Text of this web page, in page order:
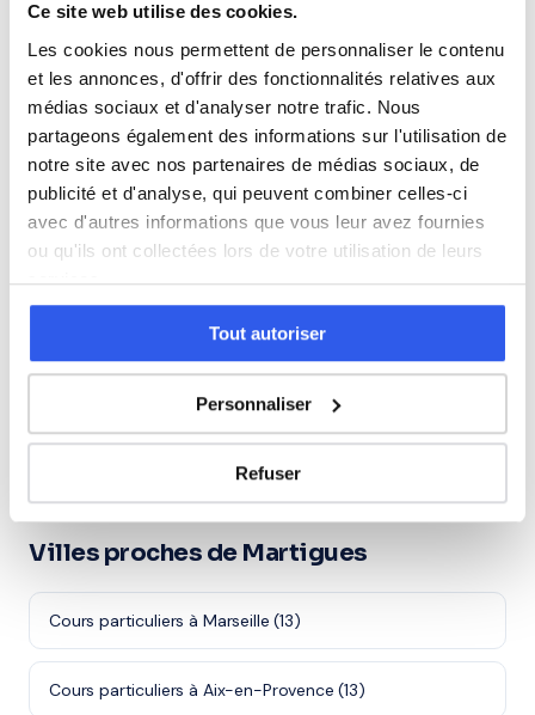
Ce site web utilise des cookies.
Les cookies nous permettent de personnaliser le contenu
et les annonces, d'offrir des fonctionnalités relatives aux
médias sociaux et d'analyser notre trafic. Nous
partageons également des informations sur l'utilisation de
notre site avec nos partenaires de médias sociaux, de
publicité et d'analyse, qui peuvent combiner celles-ci
avec d'autres informations que vous leur avez fournies
ou qu'ils ont collectées lors de votre utilisation de leurs
services.
Tout autoriser
Personnaliser
Refuser
Terminale (Lycée)
Études supérieures (Supérieur & Adultes)
Adultes (Supérieur & Adultes)
⭐
328+ familles accompagnées à Martigues
Note moyenne de 4.8/5. Notre organisme partenaire
intervient à domicile à Martigues et alentours.
Rejoindre ces familles →
Villes proches de Martigues
Cours particuliers à Marseille (13)
Cours particuliers à Aix-en-Provence (13)